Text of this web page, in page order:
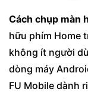
Cách chụp màn
hữu phím Home
không ít người
dòng máy
FU Mobile dành